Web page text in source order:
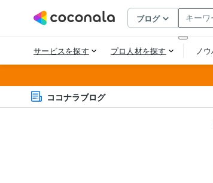
ココナラブログ